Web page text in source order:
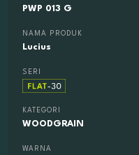
PWP 013 G
NAMA PRODUK
Lucius
SERI
KATEGORI
WOODGRAIN
WARNA